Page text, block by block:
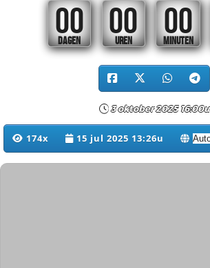
00
DAGEN
00
UREN
00
MINUTEN
3 oktober 2025 16:00u
174x 15 jul 2025 13:26u